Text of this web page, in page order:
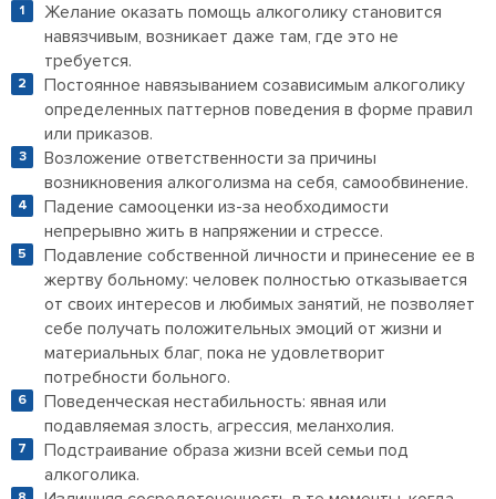
Желание оказать помощь алкоголику становится
навязчивым, возникает даже там, где это не
требуется.
Постоянное навязыванием созависимым алкоголику
определенных паттернов поведения в форме правил
или приказов.
Возложение ответственности за причины
возникновения алкоголизма на себя, самообвинение.
Падение самооценки из-за необходимости
непрерывно жить в напряжении и стрессе.
Подавление собственной личности и принесение ее в
жертву больному: человек полностью отказывается
от своих интересов и любимых занятий, не позволяет
себе получать положительных эмоций от жизни и
материальных благ, пока не удовлетворит
потребности больного.
Поведенческая нестабильность: явная или
подавляемая злость, агрессия, меланхолия.
Подстраивание образа жизни всей семьи под
алкоголика.